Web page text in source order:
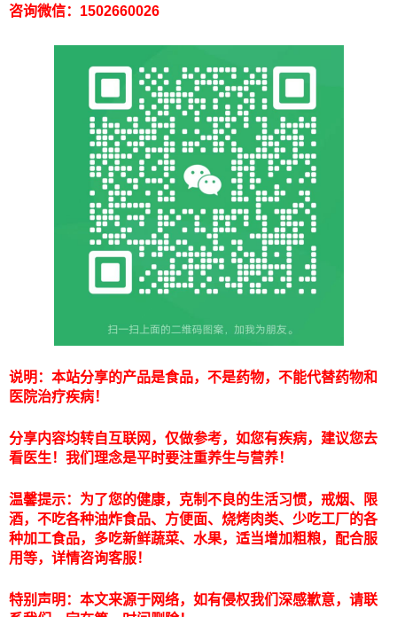
咨询微信：1502660026
说明：本站分享的产品是食品，不是药物，不能代替药物和
医院治疗疾病！
分享内容均转自互联网，仅做参考，如您有疾病，建议您去
看医生！我们理念是平时要注重养生与营养！
温馨提示：为了您的健康，克制不良的生活习惯，戒烟、限
酒，不吃各种油炸食品、方便面、烧烤肉类、少吃工厂的各
种加工食品，多吃新鲜蔬菜、水果，适当增加粗粮，配合服
用等，详情咨询客服！
特别声明：本文来源于网络，如有侵权我们深感歉意，请联